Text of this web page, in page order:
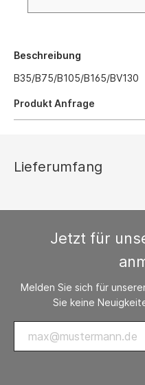
Beschreibung
B35/B75/B105/B165/BV130
Produkt Anfrage
Lieferumfang
Jetzt für
Melden Sie sich für
Sie keine